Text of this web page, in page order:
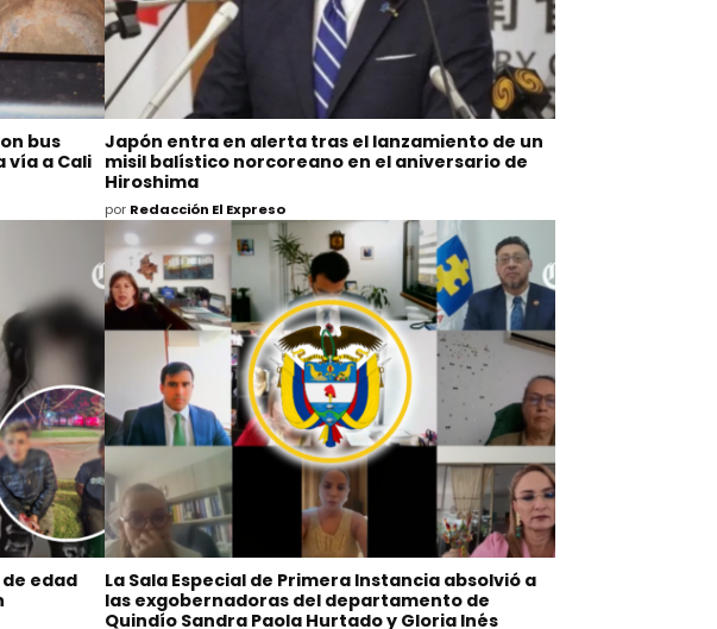
bus
vía a Cali
Japón entra en alerta tras el lanzamiento de un
misil balístico norcoreano en el aniversario de
Hiroshima
por Redacción El Expreso
edad
La Sala Especial de Primera Instancia absolvió a
las exgobernadoras del departamento de
Quindío Sandra Paola Hurtado y Gloria Inés